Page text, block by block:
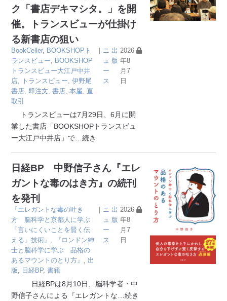
ク「書店デキマシタ。」を開
催。トランスビューが仕掛け
る新書店の狙い
BookCeller, BOOKSHOPト
ランスビュー, BOOKSHOP
トランスビュー大江戸中井
店, トランスビュー,伊野尾
書店, 即注文,書店,本屋, 直
取引
｜ ニ
ュ
ー
ス
出
版
2026
年8
月7
日
トランスビューは7月29日、6月に開
業した書店「BOOKSHOPトランスビュ
ー大江戸中井店」で …続き
日経BP 中野信子さん『エレ
ガントな毒のはき方』の続刊
を発刊
『エレガントな毒の吐き
方 脳科学と京都人に学ぶ
「言いにくいことを賢く伝
える」技術』 ,
『ロンドン紳
士と脳科学に学ぶ 品格の
あるマウントのとり方』 , 出
版, 日経BP,書籍
｜ ニ
ュ
ー
ス
出
版
2026
年8
月7
日
日経BPは8月10日、脳科学者・中
野信子さんによる『エレガントな …続き